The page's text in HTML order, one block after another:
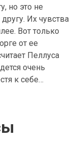
но это не
Их чувства
Вот только
от ее
Пеллуса
очень
к себе…